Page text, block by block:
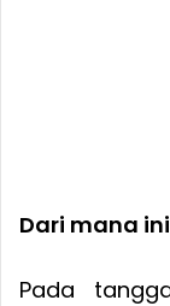
Dari mana
Pada